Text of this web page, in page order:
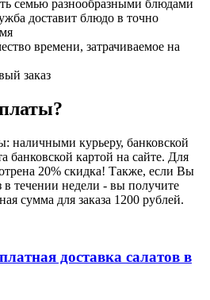
семью разнообразными блюдами
доставит блюдо в точно
времени, затрачиваемое на
заказ
наличными курьеру, банковской
банковской картой на сайте. Для
20% скидка! Также, если Вы
в течении недели - вы получите
сумма для заказа 1200 рублей.
доставка салатов в